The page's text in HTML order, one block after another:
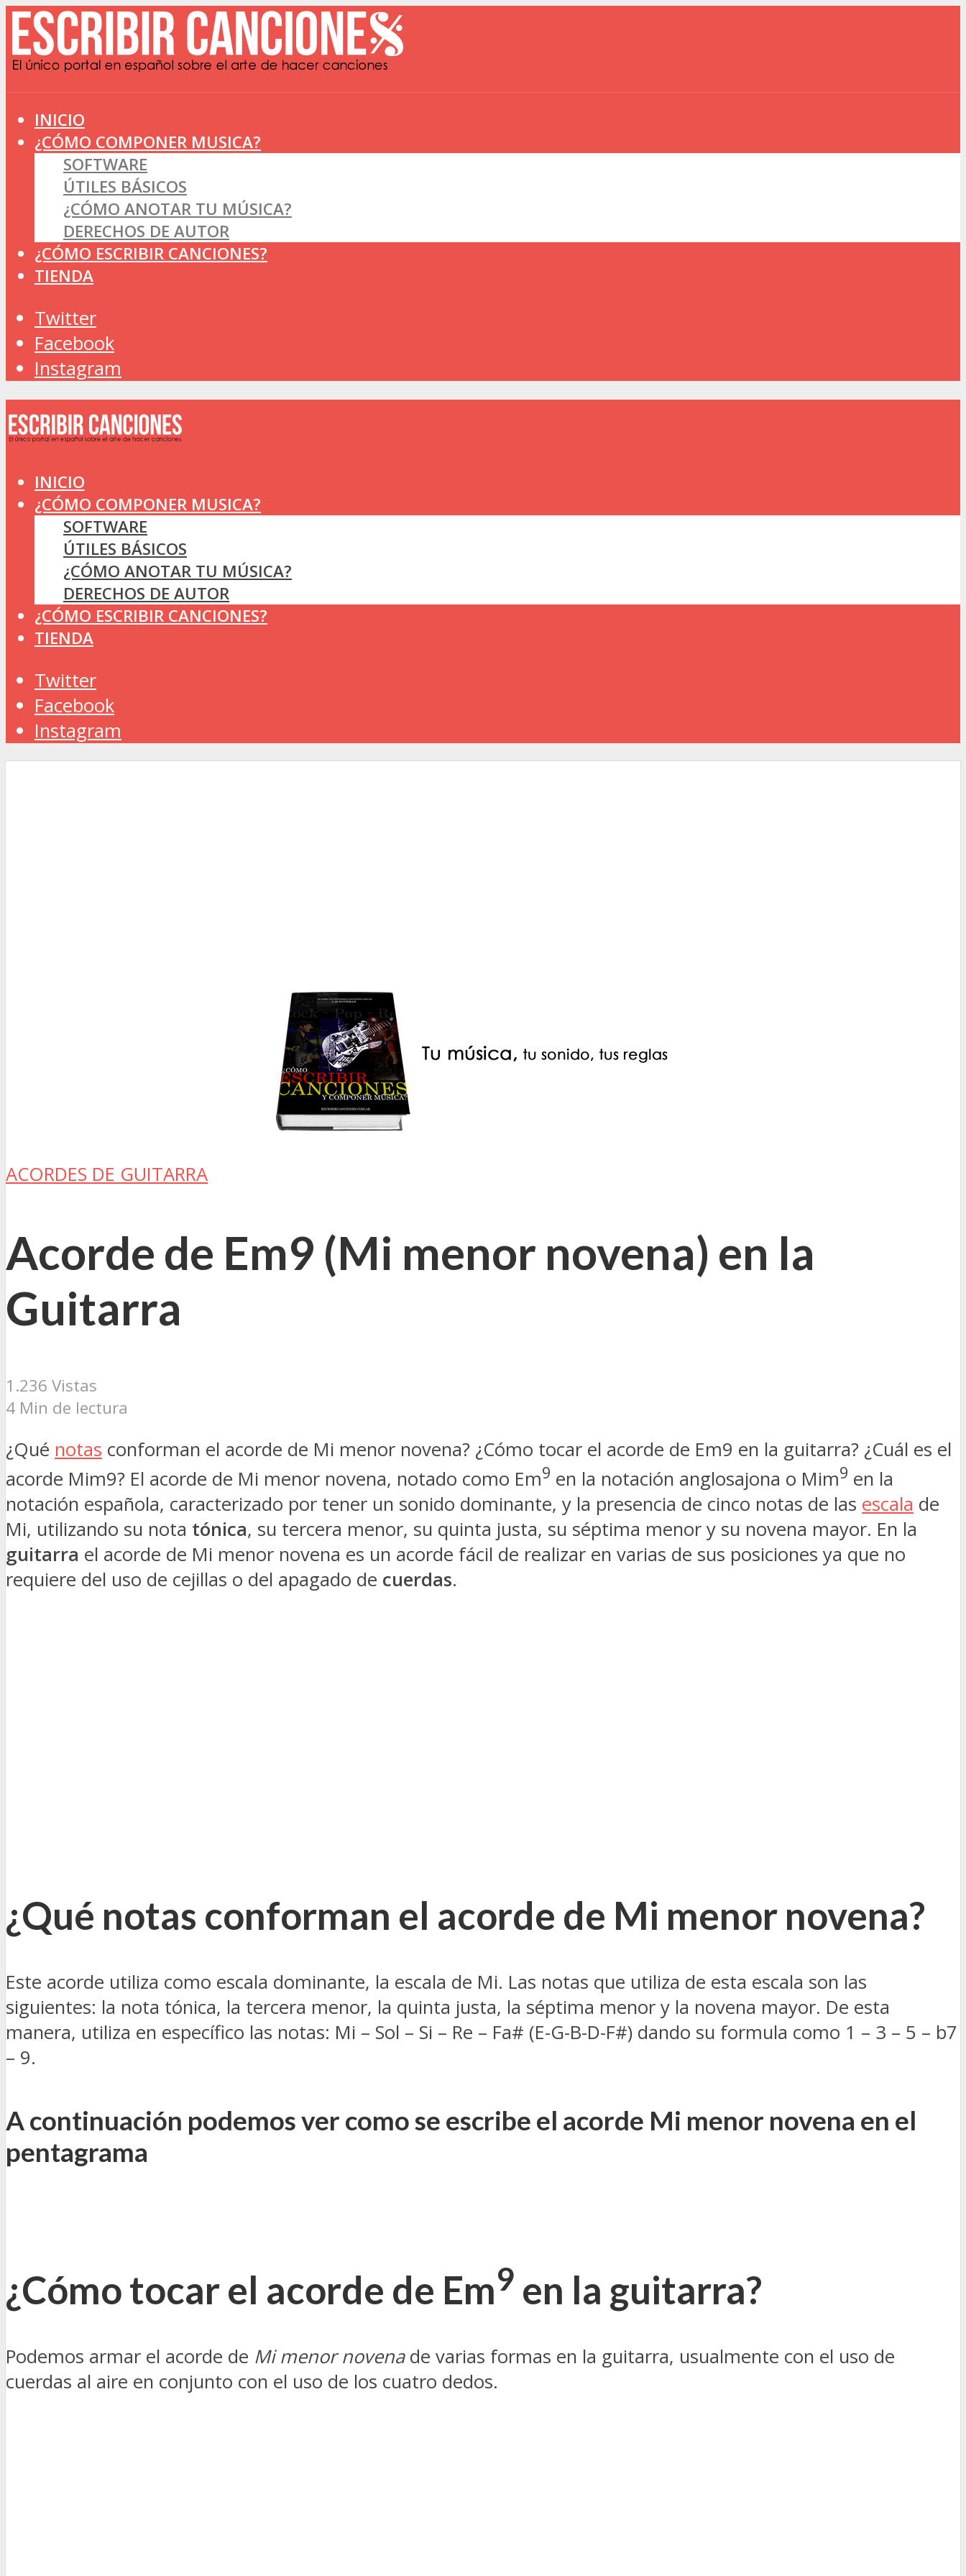
INICIO
¿CÓMO COMPONER MUSICA?
SOFTWARE
ÚTILES BÁSICOS
¿CÓMO ANOTAR TU MÚSICA?
DERECHOS DE AUTOR
¿CÓMO ESCRIBIR CANCIONES?
TIENDA
Twitter
Facebook
Instagram
INICIO
¿CÓMO COMPONER MUSICA?
SOFTWARE
ÚTILES BÁSICOS
¿CÓMO ANOTAR TU MÚSICA?
DERECHOS DE AUTOR
¿CÓMO ESCRIBIR CANCIONES?
TIENDA
Twitter
Facebook
Instagram
ACORDES DE GUITARRA
Acorde de Em9 (Mi menor novena) en la
Guitarra
1.236 Vistas
4 Min de lectura
¿Qué notas conforman el acorde de Mi menor novena? ¿Cómo tocar el acorde de Em9 en la guitarra? ¿Cuál es el
acorde Mim9? El acorde de Mi menor novena, notado como Em9 en la notación anglosajona o Mim9 en la
notación española, caracterizado por tener un sonido dominante, y la presencia de cinco notas de las escala de
Mi, utilizando su nota tónica, su tercera menor, su quinta justa, su séptima menor y su novena mayor. En la
guitarra el acorde de Mi menor novena es un acorde fácil de realizar en varias de sus posiciones ya que no
requiere del uso de cejillas o del apagado de cuerdas.
¿Qué notas conforman el acorde de Mi menor novena?
Este acorde utiliza como escala dominante, la escala de Mi. Las notas que utiliza de esta escala son las
siguientes: la nota tónica, la tercera menor, la quinta justa, la séptima menor y la novena mayor. De esta
manera, utiliza en específico las notas: Mi – Sol – Si – Re – Fa# (E-G-B-D-F#) dando su formula como 1 – 3 – 5 – b7
– 9.
A continuación podemos ver como se escribe el acorde Mi menor novena en el
pentagrama
¿Cómo tocar el acorde de Em9 en la guitarra?
Podemos armar el acorde de Mi menor novenade varias formas en la guitarra, usualmente con el uso de
cuerdas al aire en conjunto con el uso de los cuatro dedos.